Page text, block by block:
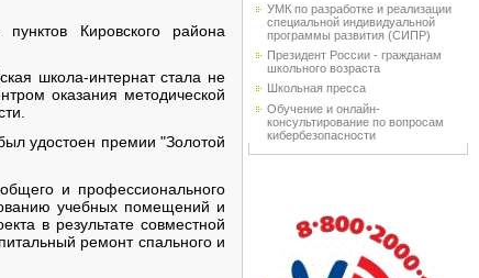
Кировского района
школа-интернат стала не
оказания методической
удостоен премии "Золотой
и профессионального
учебных помещений и
в результате совместной
ремонт спального и
УМК по разработке и реализации
специальной индивидуальной
программы развития (СИПР)
Президент России - гражданам
школьного возраста
Школьная пресса
Обучение и онлайн-
консультирование по вопросам
кибербезопасности